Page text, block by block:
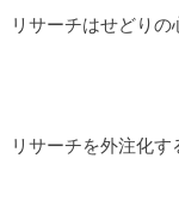
リサーチはせどりの
リサーチを外注化す